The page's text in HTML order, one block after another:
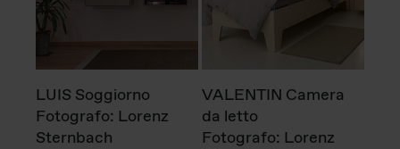
LUIS Soggiorno
Fotografo: Lorenz
Sternbach
VALENTIN Camera
da letto
Fotografo: Lorenz